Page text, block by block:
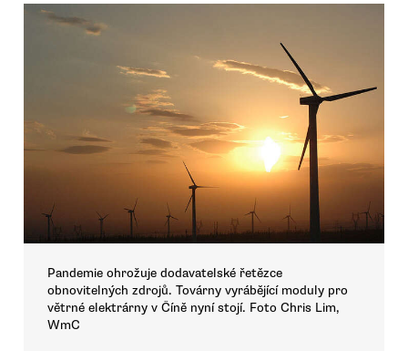
Pandemie ohrožuje dodavatelské řetězce
obnovitelných zdrojů. Továrny vyrábějící moduly pro
větrné elektrárny v Číně nyní stojí. Foto Chris Lim,
WmC